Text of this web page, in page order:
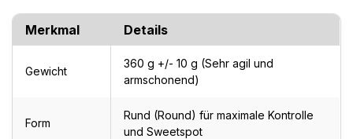
Merkmal Details
Gewicht
360 g +/- 10 g (Sehr agil und
armschonend)
Form
Rund (Round) für maximale Kontrolle
und Sweetspot